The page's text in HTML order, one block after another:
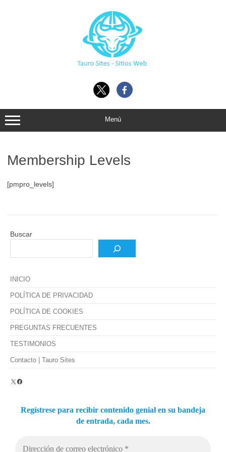
Menú
Membership Levels
[pmpro_levels]
Buscar
INICIO
POLÍTICA DE PRIVACIDAD
POLÍTICA DE COOKIES
PREGUNTAS FRECUENTES
TESTIMONIOS
Contacto | Tauro Sites
X Facebook
Regístrese para recibir contenido genial en su bandeja
de entrada, cada mes.